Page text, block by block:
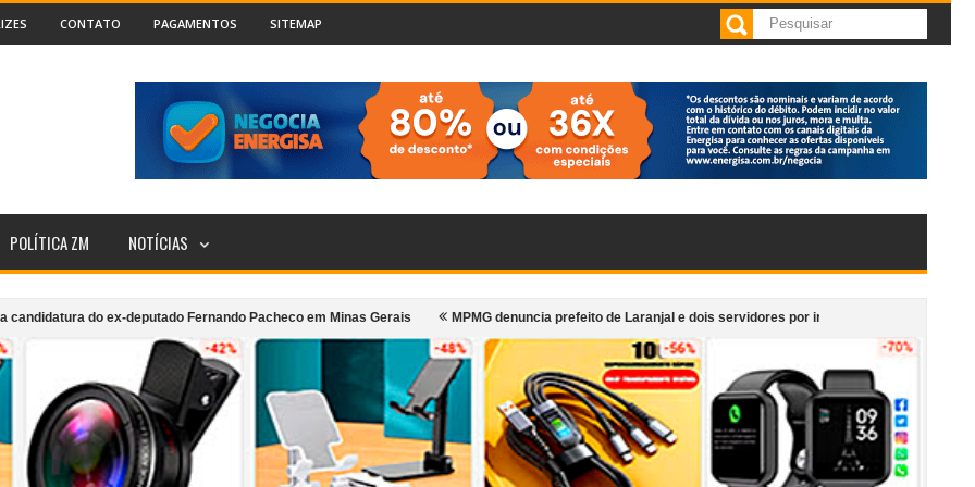
CONTATO PAGAMENTOS SITEMAP
POLÍTICA ZM NOTÍCIAS
do ex-deputado Fernando Pacheco em Minas Gerais MPMG denuncia prefeito de Laranjal e dois servidores por irregularidades em licitações de obras
coletivo urbano de Cataguases Incêndio atinge segundo andar de cafeteria anexa ao Supermercado Morais em Cataguases “Monumento